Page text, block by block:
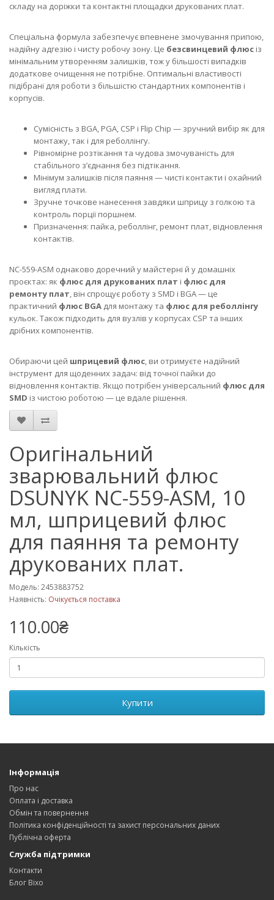
складу на доріжки та контактні площадки друкованих плат.
Спеціальна формула забезпечує впевнене змочування припою,
надійну адгезію і чисту робочу зону. Це безсвинцевий флюс із
мінімальним утворенням залишків, тож у більшості випадків
додаткове очищення не потрібне. Оптимальні властивості
підібрані для роботи з більшістю стандартних компонентів і
корпусів.
Сумісність з BGA, PGA, CSP і Flip Chip — зручний вибір як для
монтажу, так і для реболлінгу.
Рівномірне розтікання та чудова змочуваність для
стабільного з’єднання без підтікання.
Мінімум залишків після паяння — чисті контакти і охайний
вигляд плати.
Зручне точкове нанесення завдяки шприцу з голкою та
контроль порції поршнем.
Призначення: пайка, реболлінг, ремонт плат, відновлення
контактів.
NC-559-ASM однаково доречний у майстерні й у домашніх
проєктах: як флюс для друкованих плат і флюс для
ремонту плат, він спрощує роботу з SMD і BGA — це
практичний флюс BGA для монтажу та флюс для реболлінгу
кульок. Також підходить для вузлів у корпусах CSP та інших
дрібних компонентів.
Обираючи цей шприцевий флюс, ви отримуєте надійний
інструмент для щоденних задач: від точної пайки до
відновлення контактів. Якщо потрібен універсальний флюс для
SMD із чистою роботою — це вдале рішення.
Оригінальний
зварювальний флюс
DSUNYK NC-559-ASM, 10
мл, шприцевий флюс
для паяння та ремонту
друкованих плат.
Модель: 2453883752
Наявність: Очікується поставка
110.00₴
Кількість
Купити
Інформація
Про нас
Оплата і доставка
Обмін та повернення
Політика конфіденційності та захист персональних даних
Публічна оферта
Служба підтримки
Контакти
Блог Bixo